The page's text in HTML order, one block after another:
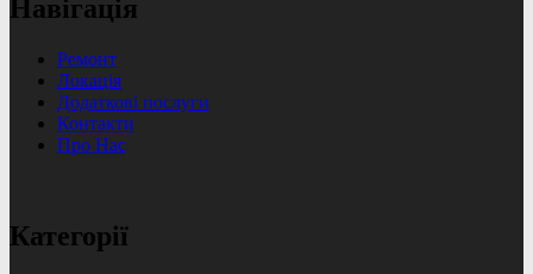
Навігація
Ремонт
Локація
Додаткові послуги
Контакти
Про Нас
Категорії